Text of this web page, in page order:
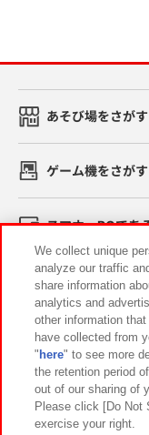
あそび場をさがす
ゲーム機をさがす
スマホ・PCであ
イベント・キャン
関連会社
プライバシーポリシー
お取引先さま
We collect unique
analyze our traffic
share information
analytics and
other information
have collected from
" here" to see more
the retention period
out of our sharing of
Please click [Do Not
exercise your right.